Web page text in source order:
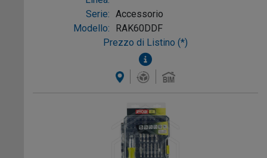
Serie: Accessorio
Modello:
RAK60DDF
Prezzo di Listino (*)